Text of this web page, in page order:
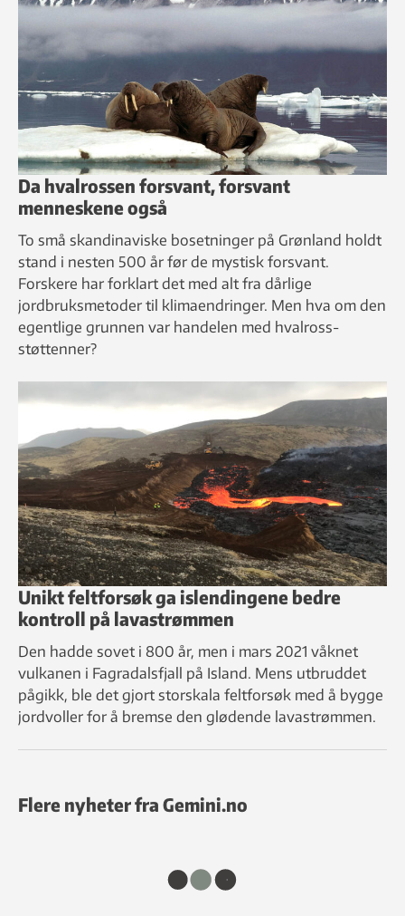
Da hvalrossen forsvant, forsvant
menneskene også
To små skandinaviske bosetninger på Grønland holdt
stand i nesten 500 år før de mystisk forsvant.
Forskere har forklart det med alt fra dårlige
jordbruksmetoder til klimaendringer. Men hva om den
egentlige grunnen var handelen med hvalross-
støttenner?
Unikt feltforsøk ga islendingene bedre
kontroll på lavastrømmen
Den hadde sovet i 800 år, men i mars 2021 våknet
vulkanen i Fagradalsfjall på Island. Mens utbruddet
pågikk, ble det gjort storskala feltforsøk med å bygge
jordvoller for å bremse den glødende lavastrømmen.
Flere nyheter fra Gemini.no